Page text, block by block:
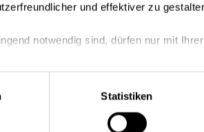
und effektiver zu
notwendig sind, dürfen nur mit
Cookies zu benutzen, eine
von „Alle Cookies akzeptieren“ in
jederzeit ändern oder widerrufen.
Statistiken
(Helios